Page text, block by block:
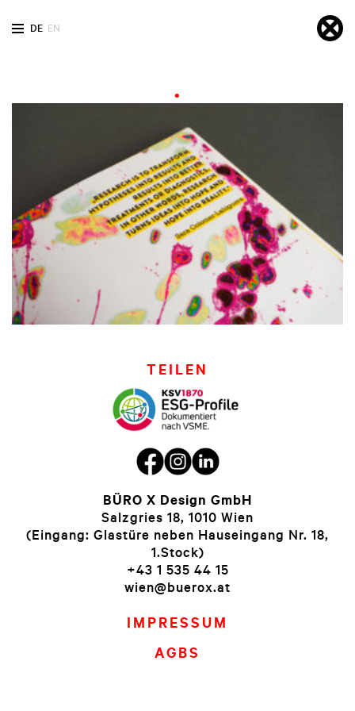
DE EN
TEILEN
BÜRO X Design GmbH
Salzgries 18, 1010 Wien
(Eingang: Glastüre neben Hauseingang Nr. 18,
1.Stock)
+43 1 535 44 15
wien@buerox.at
IMPRESSUM
AGBS